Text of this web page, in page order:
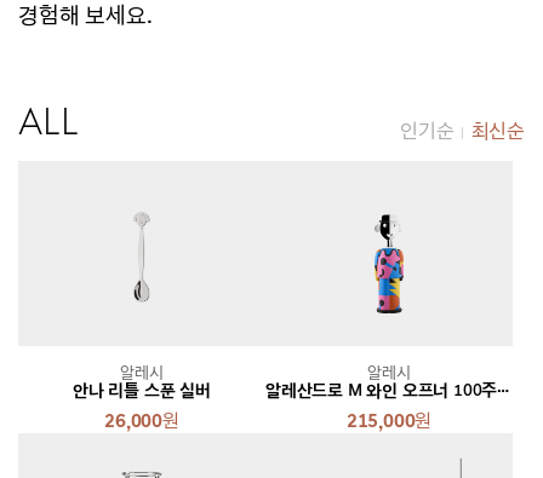
경험해 보세요.
ALL 인기순 | 최신순
안나 리틀 스푼 실버
26,000원
알레시
알레산드로 M 와인 오프너 100주년 에디션
215,000원
알레시